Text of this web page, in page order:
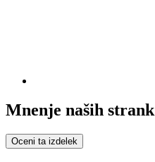
Mnenje naših strank
Oceni ta izdelek